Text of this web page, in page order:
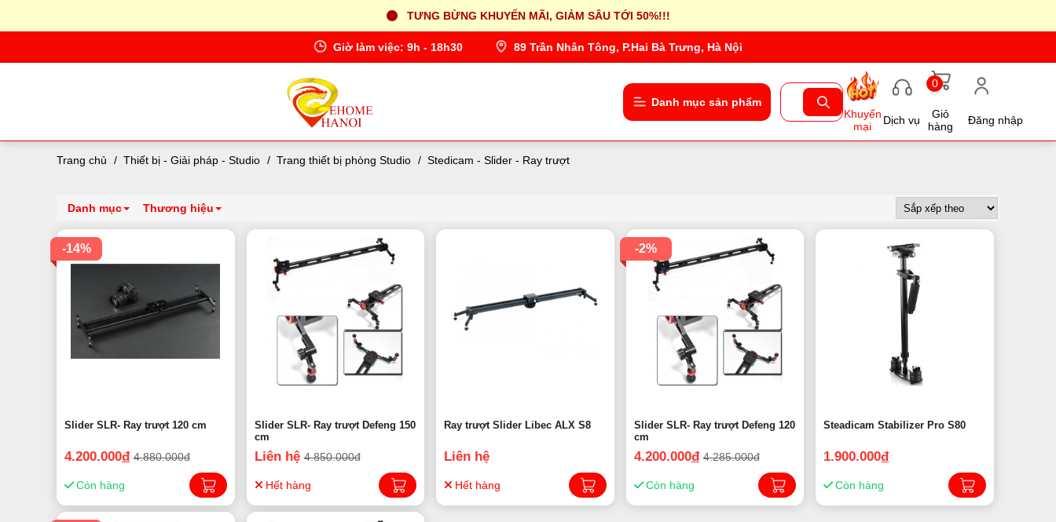
TƯNG BỪNG KHUYẾN MÃI, GIẢM SÂU TỚI 50%!!!
Giờ làm việc: 9h - 18h30 89 Trần Nhân Tông, P.Hai Bà Trưng, Hà Nội
Danh mục sản phẩm
Khuyến
mại
Dịch vụ
Giỏ
hàng
0
Đăng nhập
Trang chủ / Thiết bị - Giải pháp - Studio / Trang thiết bị phòng Studio / Stedicam - Slider - Ray trượt
Danh mục Thương hiệu
-14%
Slider SLR- Ray trượt 120 cm
4.200.000đ 4.880.000đ
Còn hàng
Slider SLR- Ray trượt Defeng 150
cm
Liên hệ 4.850.000đ
Hết hàng
Ray trượt Slider Libec ALX S8
Liên hệ
Hết hàng
-2%
Slider SLR- Ray trượt Defeng 120
cm
4.200.000đ 4.285.000đ
Còn hàng
Steadicam Stabilizer Pro S80
1.900.000đ
Còn hàng